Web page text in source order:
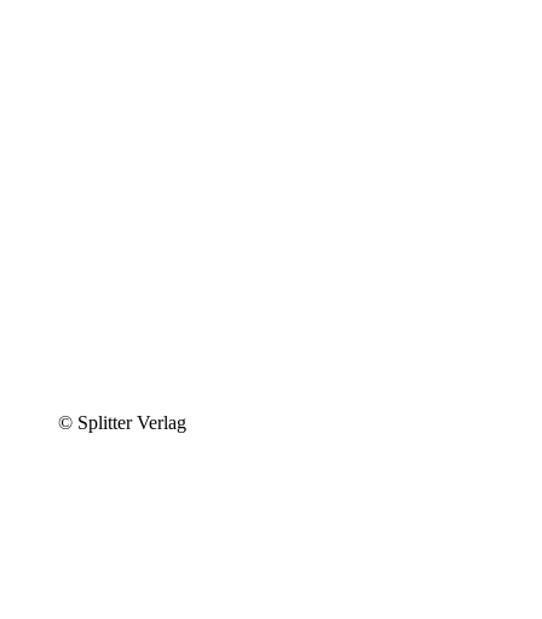
© Splitter Verlag